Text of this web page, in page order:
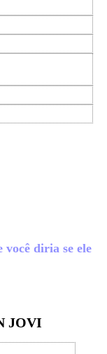
você diria se ele
JOVI